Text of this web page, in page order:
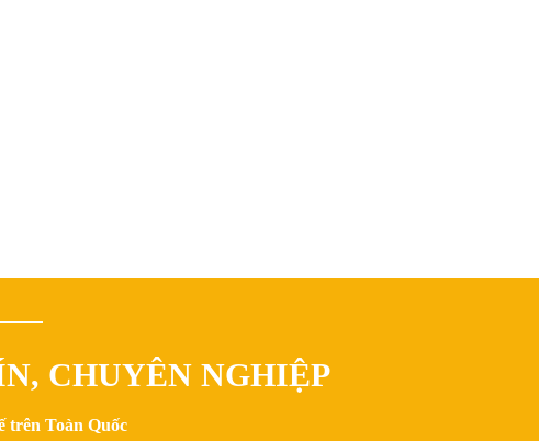
CHUYÊN NGHIỆP
trên Toàn Quốc